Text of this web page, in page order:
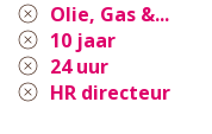
Olie, Gas &...
10 jaar
24 uur
HR directeur